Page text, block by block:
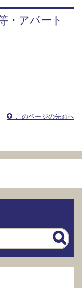
・アパート
このページの先頭へ